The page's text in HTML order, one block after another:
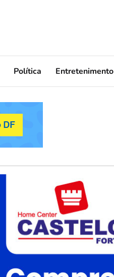
Política Entretenimento